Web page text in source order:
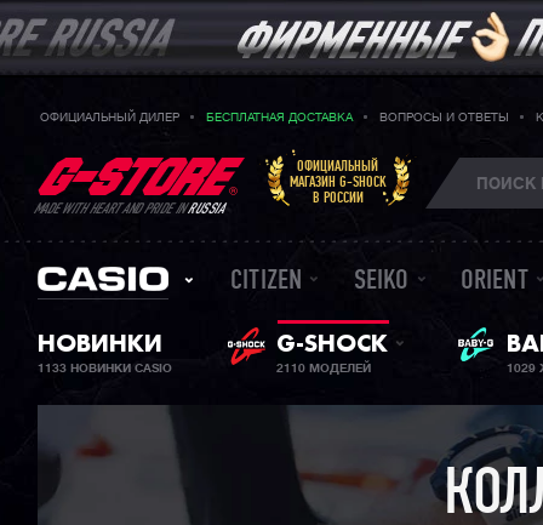
ОФИЦИАЛЬНЫЙ ДИЛЕР БЕСПЛАТНАЯ ДОСТАВКА ВОПРОСЫ И ОТВЕТЫ
MADE WITH HEART AND PRIDE INRUSSIA
ОФИЦИАЛЬНЫЙ
МАГАЗИН G-SHOCK
В РОССИИ
CITIZEN SEIKO ORIENT
НОВИНКИ
1133 НОВИНКИ CASIO
G-SHOCK
2110 МОДЕЛЕЙ 1029